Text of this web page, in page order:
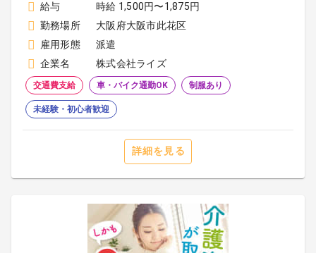
給与
時給 1,500円〜1,875円
勤務場所
大阪府大阪市此花区
雇用形態
派遣
企業名
株式会社ライズ
交通費支給 車・バイク通勤OK 制服あり
未経験・初心者歓迎
詳細を見る